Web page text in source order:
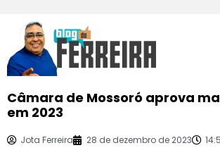
Câmara de Mossoró aprova
em 2023
Jota Ferreira 28 de dezembro de 2023